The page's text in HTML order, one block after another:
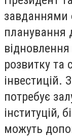
планування
розвитку та
інвестицій.
потребує
інституцій,
можуть